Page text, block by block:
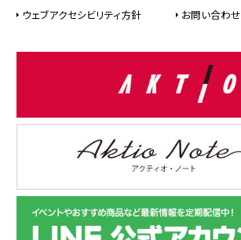
ウェブアクセシビリティ方針
お問い合わせ